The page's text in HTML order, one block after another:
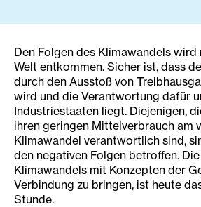
Den Folgen des Klimawandels
Welt entkommen. Sicher ist, dass
durch den Ausstoß von
wird und die Verantwortung dafür
Industriestaaten liegt. Diejenigen,
ihren geringen Mittelverbrauch am
Klimawandel verantwortlich sind,
den negativen Folgen betroffen.
Klimawandels mit Konzepten der
Verbindung zu bringen, ist heute
Stunde.